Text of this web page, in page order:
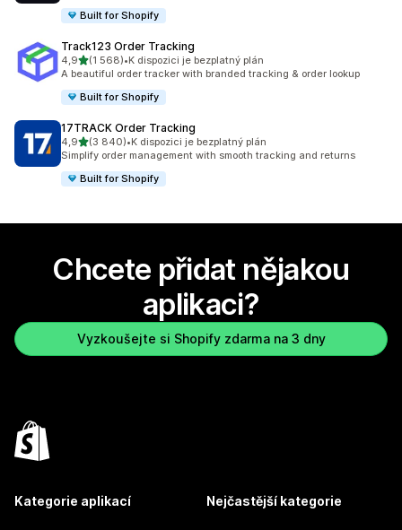
Built for Shopify
Track123 Order Tracking
4,9z 5 hvězd
(1 568)
Celkový počet recenzí: 1568
•K dispozici je bezplatný plán
A beautiful order tracker with branded tracking & order lookup
Built for Shopify
17TRACK Order Tracking
4,9z 5 hvězd
(3 840)
Celkový počet recenzí: 3840
•K dispozici je bezplatný plán
Simplify order management with smooth tracking and returns
Built for Shopify
Chcete přidat nějakou
aplikaci?
Vyzkoušejte si Shopify zdarma na 3 dny
Kategorie aplikací Nejčastější kategorie